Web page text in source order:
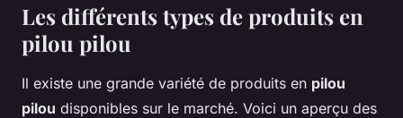
Les différents types de produits en
pilou pilou
Il existe une grande variété de produits en pilou
pilou disponibles sur le marché. Voici un aperçu des